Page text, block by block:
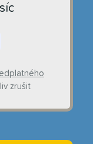
zrušit